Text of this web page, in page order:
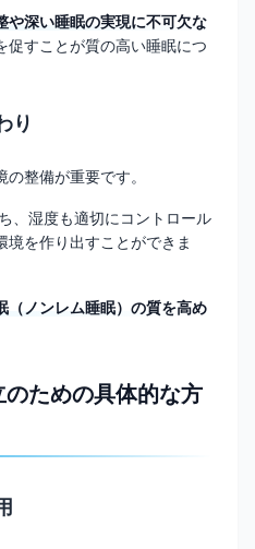
や深い睡眠の実現に不可欠な
促すことが質の高い睡眠につ
り
整備が重要です。
、湿度も適切にコントロール
境を作り出すことができま
（ノンレム睡眠）の質を高め
ための具体的な方